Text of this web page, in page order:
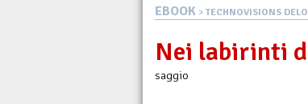
EBOOK > TECHNOVISIONS
Nei labirinti
saggio